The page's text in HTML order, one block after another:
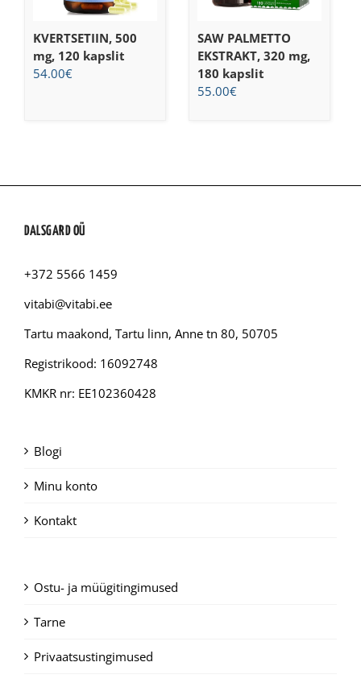
KVERTSETIIN, 500
mg, 120 kapslit
54.00€
SAW PALMETTO
EKSTRAKT, 320 mg,
180 kapslit
55.00€
DALSGARD OÜ
+372 5566 1459
vitabi@vitabi.ee
Tartu maakond, Tartu linn, Anne tn 80, 50705
Registrikood: 16092748
KMKR nr: EE102360428
Blogi
Minu konto
Kontakt
Ostu- ja müügitingimused
Tarne
Privaatsustingimused